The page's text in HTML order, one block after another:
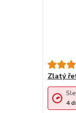
Zlatý
4